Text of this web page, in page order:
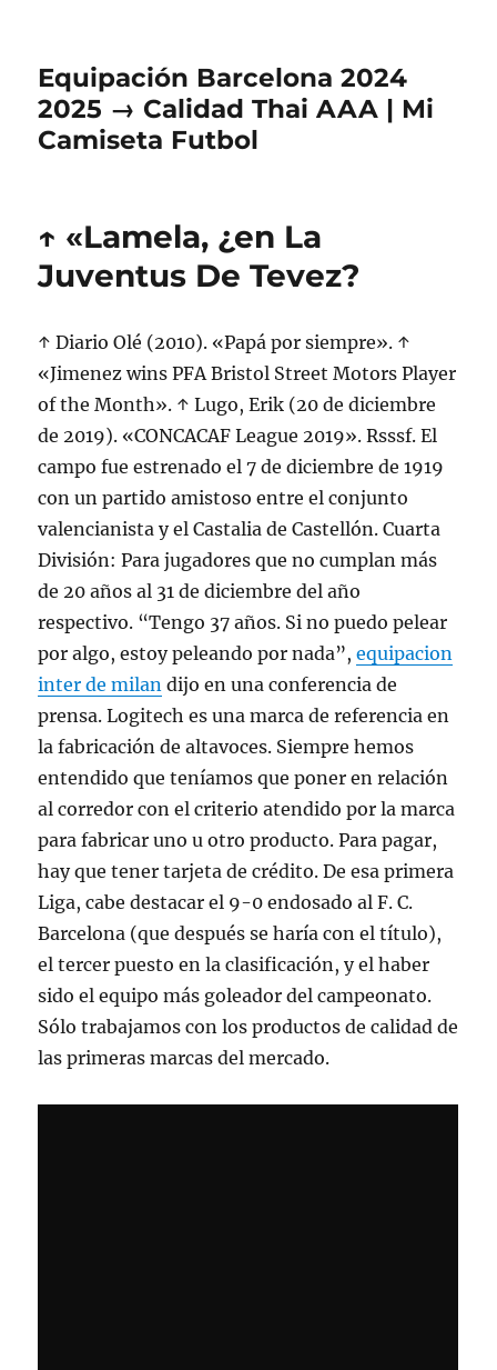
Equipación Barcelona 2024
2025 → Calidad Thai AAA | Mi
Camiseta Futbol
↑ «Lamela, ¿en La
Juventus De Tevez?
↑ Diario Olé (2010). «Papá por siempre». ↑
«Jimenez wins PFA Bristol Street Motors Player
of the Month». ↑ Lugo, Erik (20 de diciembre
de 2019). «CONCACAF League 2019». Rsssf. El
campo fue estrenado el 7 de diciembre de 1919
con un partido amistoso entre el conjunto
valencianista y el Castalia de Castellón. Cuarta
División: Para jugadores que no cumplan más
de 20 años al 31 de diciembre del año
respectivo. “Tengo 37 años. Si no puedo pelear
por algo, estoy peleando por nada”,equipacion
inter de milan dijo en una conferencia de
prensa. Logitech es una marca de referencia en
la fabricación de altavoces. Siempre hemos
entendido que teníamos que poner en relación
al corredor con el criterio atendido por la marca
para fabricar uno u otro producto. Para pagar,
hay que tener tarjeta de crédito. De esa primera
Liga, cabe destacar el 9-0 endosado al F. C.
Barcelona (que después se haría con el título),
el tercer puesto en la clasificación, y el haber
sido el equipo más goleador del campeonato.
Sólo trabajamos con los productos de calidad de
las primeras marcas del mercado.